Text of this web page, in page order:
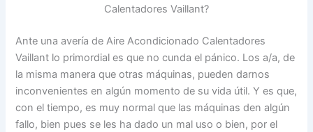
Calentadores Vaillant?
Ante una avería de Aire Acondicionado Calentadores
Vaillant lo primordial es que no cunda el pánico. Los a/a, de
la misma manera que otras máquinas, pueden darnos
inconvenientes en algún momento de su vida útil. Y es que,
con el tiempo, es muy normal que las máquinas den algún
fallo, bien pues se les ha dado un mal uso o bien, por el